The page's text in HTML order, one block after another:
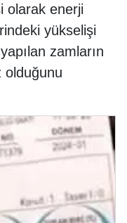
olarak enerji
yükselişi
zamların
olduğunu